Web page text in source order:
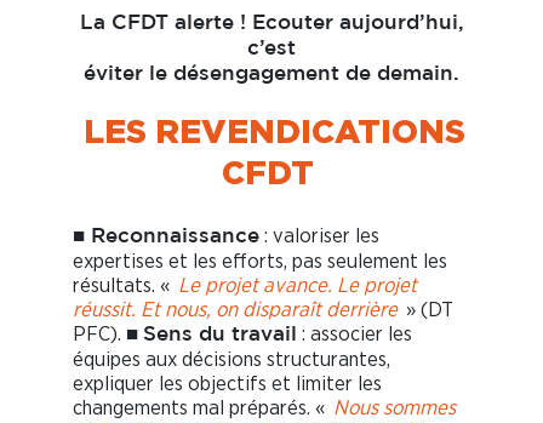
La CFDT alerte ! Ecouter aujourd’hui,
c’est
éviter le désengagement de demain.
LES REVENDICATIONS
CFDT
■ Reconnaissance : valoriser les
expertises et les efforts, pas seulement les
résultats. « Le projet avance. Le projet
réussit. Et nous, on disparaît derrière » (DT
PFC). ■ Sens du travail
: associer les
équipes aux décisions structurantes,
expliquer les objectifs et limiter les
changements mal préparés. « Nous sommes